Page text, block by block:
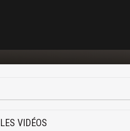
LES VIDÉOS